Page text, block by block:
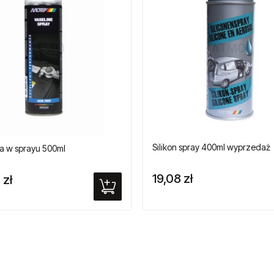
w sprayu 500ml Silikon spray 400ml wyprzedaż
19,08 zł